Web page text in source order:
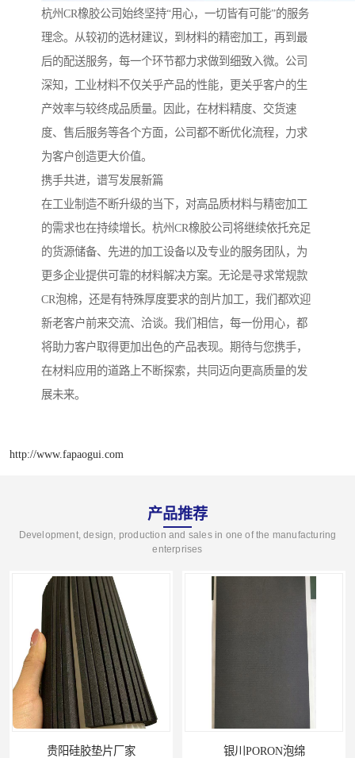
杭州CR橡胶公司始终坚持“用心，一切皆有可能”的服务
理念。从较初的选材建议，到材料的精密加工，再到最
后的配送服务，每一个环节都力求做到细致入微。公司
深知，工业材料不仅关乎产品的性能，更关乎客户的生
产效率与较终成品质量。因此，在材料精度、交货速
度、售后服务等各个方面，公司都不断优化流程，力求
为客户创造更大价值。
携手共进，谱写发展新篇
在工业制造不断升级的当下，对高品质材料与精密加工
的需求也在持续增长。杭州CR橡胶公司将继续依托充足
的货源储备、先进的加工设备以及专业的服务团队，为
更多企业提供可靠的材料解决方案。无论是寻求常规款
CR泡棉，还是有特殊厚度要求的剖片加工，我们都欢迎
新老客户前来交流、洽谈。我们相信，每一份用心，都
将助力客户取得更加出色的产品表现。期待与您携手，
在材料应用的道路上不断探索，共同迈向更高质量的发
展未来。
http://www.fapaogui.com
产品推荐
Development, design, production and sales in one of the manufacturing
enterprises
贵阳硅胶垫片厂家 银川PORON泡绵